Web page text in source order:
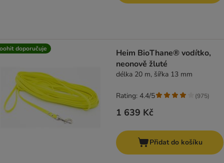
doporučuje
Heim BioThane® vodítko,
neonově žluté
délka 20 m, šířka 13 mm
1 639 Kč
Rating: 4.4/5 (975)
Přidat do košíku